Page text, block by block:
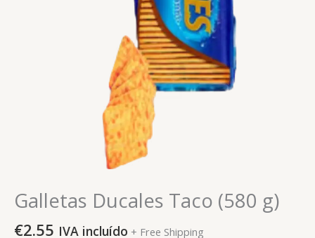
Galletas Ducales Taco (580 g)
€2.55 IVA incluído + Free Shipping